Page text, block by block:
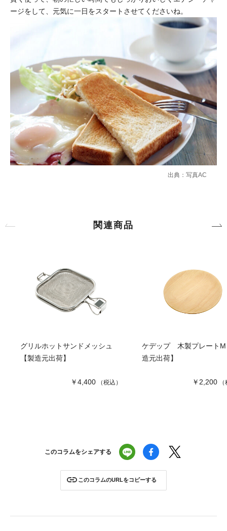
ージをして、元気に一日をスタートさせてくださいね。
出典：写真AC
関連商品
グリルホットサンドメッシュ
【製造元出荷】
￥4,400 （税込）
ケデップ 木製プレートM
造元出荷】
￥2,200
このコラムをシェアする
このコラムのURLをコピーする